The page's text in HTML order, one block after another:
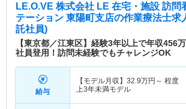
LE.O.VE 株式会社 LE 在宅・施設 訪問
テーション 東陽町支店の作業療法士求
託社員)
【東京都／江東区】経験3年以上で年収456
社員登用！訪問未経験でもチャレンジOK
給与
【モデル月収】 32.9万円～ 程度
上3年未満モデル